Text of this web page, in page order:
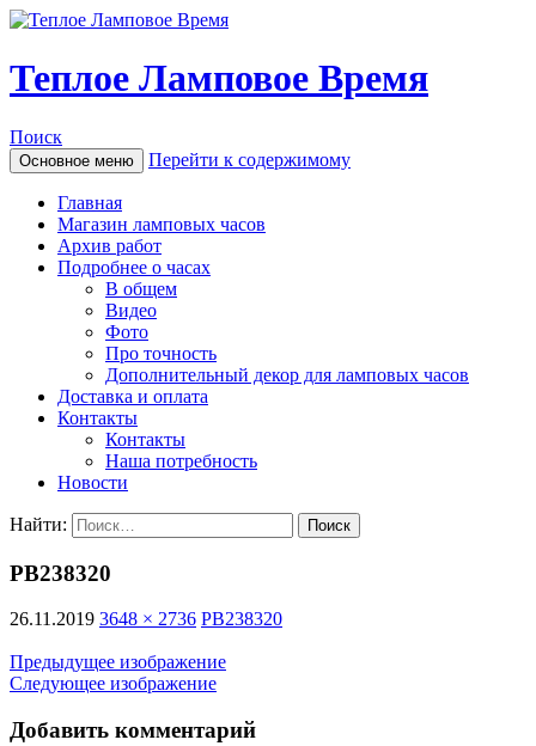
Теплое Ламповое Время
Поиск
Основное меню Перейти к содержимому
Главная
Магазин ламповых часов
Архив работ
Подробнее о часах
В общем
Видео
Фото
Про точность
Дополнительный декор для ламповых часов
Доставка и оплата
Контакты
Контакты
Наша потребность
Новости
Найти:
PB238320
26.11.2019 3648 × 2736 PB238320
Предыдущее изображение
Следующее изображение
Добавить комментарий